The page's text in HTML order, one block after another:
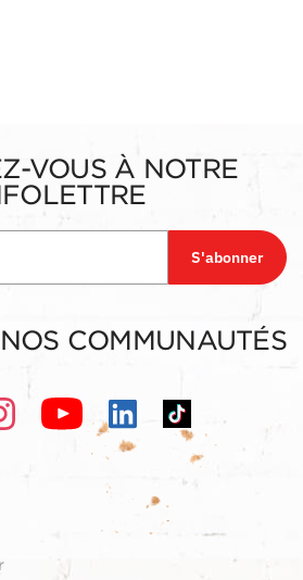
VOUS À NOTRE
S'abonner
COMMUNAUTÉS